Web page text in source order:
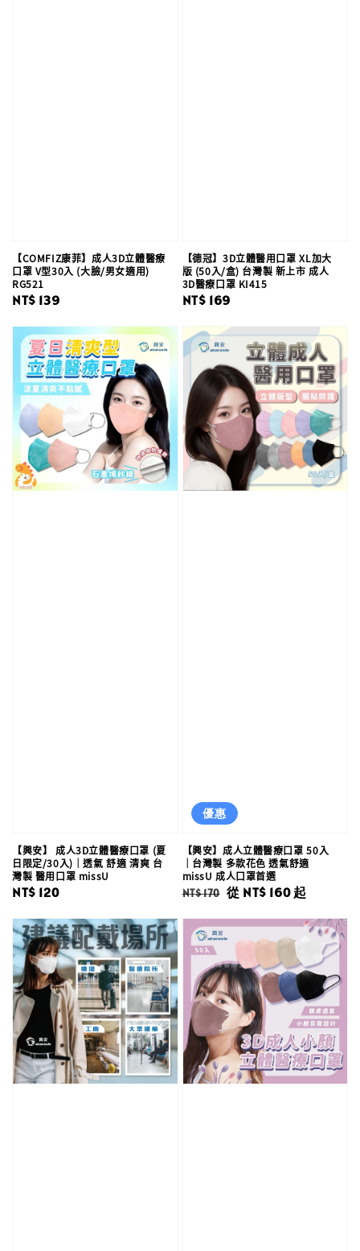
【COMFIZ康菲】成人3D立體醫療
口罩 V型30入 (大臉/男女適用)
RG521
Regular
NT$ 139
【德冠】3D立體醫用口罩 XL加大
版 (50入/盒) 台灣製 新上市 成人
3D醫療口罩 KI415
Regular
NT$ 169
【興安】 成人3D立體醫療口罩 (夏
日限定/30入)｜透氣 舒適 清爽 台
灣製 醫用口罩 missU
Regular
NT$ 120
優惠
【興安】成人立體醫療口罩 50入
｜台灣製 多款花色 透氣舒適
missU 成人口罩首選
Regular
NT$ 170 Sale
從 NT$ 160起